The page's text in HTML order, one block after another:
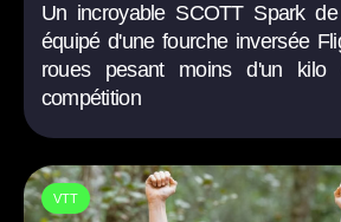
Un incroyable SCOTT Spark
équipé d'une fourche inversée
roues pesant moins d'un
compétition
VTT